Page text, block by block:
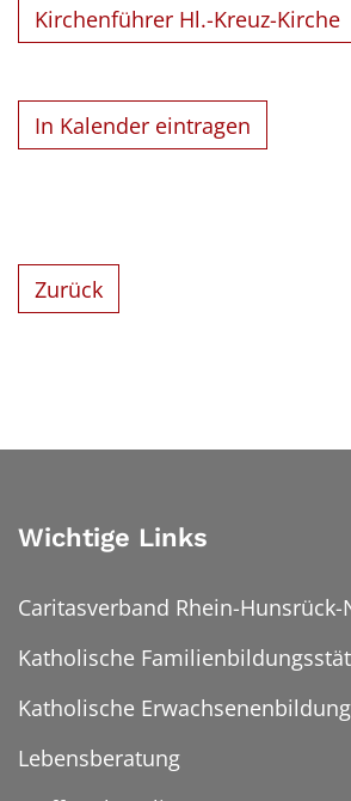
Kirchenführer Hl.-Kreuz-Kirche
In Kalender eintragen
Zurück
Wichtige Links
Caritasverband Rhein-Hunsrück-
Katholische
Katholische Erwachsenenbildung
Lebensberatung